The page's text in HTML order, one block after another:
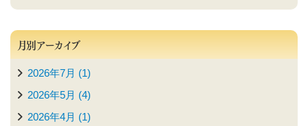
月別アーカイブ
2026年7月 (1)
2026年5月 (4)
2026年4月 (1)